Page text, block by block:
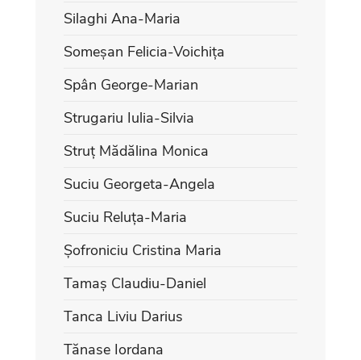
Silaghi Ana-Maria
Someșan Felicia-Voichița
Spân George-Marian
Strugariu Iulia-Silvia
Struț Mădălina Monica
Suciu Georgeta-Angela
Suciu Reluța-Maria
Șofroniciu Cristina Maria
Tamaș Claudiu-Daniel
Tanca Liviu Darius
Tănase Iordana